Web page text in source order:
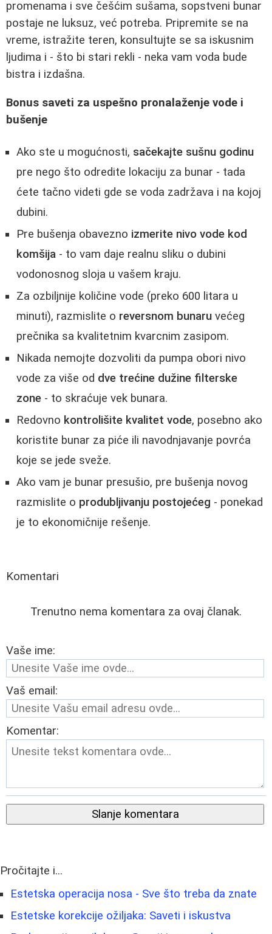
promenama i sve češćim sušama, sopstveni bunar
postaje ne luksuz, već potreba. Pripremite se na
vreme, istražite teren, konsultujte se sa iskusnim
ljudima i - što bi stari rekli - neka vam voda bude
bistra i izdašna.
Bonus saveti za uspešno pronalaženje vode i
bušenje
Ako ste u mogućnosti, sačekajte sušnu godinu
pre nego što odredite lokaciju za bunar - tada
ćete tačno videti gde se voda zadržava i na kojoj
dubini.
Pre bušenja obavezno izmerite nivo vode kod
komšija - to vam daje realnu sliku o dubini
vodonosnog sloja u vašem kraju.
Za ozbiljnije količine vode (preko 600 litara u
minuti), razmislite o reversnom bunaru većeg
prečnika sa kvalitetnim kvarcnim zasipom.
Nikada nemojte dozvoliti da pumpa obori nivo
vode za više od dve trećine dužine filterske
zone - to skraćuje vek bunara.
Redovno kontrolišite kvalitet vode, posebno ako
koristite bunar za piće ili navodnjavanje povrća
koje se jede sveže.
Ako vam je bunar presušio, pre bušenja novog
razmislite o produbljivanju postojećeg - ponekad
je to ekonomičnije rešenje.
Komentari
Trenutno nema komentara za ovaj članak.
Vaše ime:
Vaš email:
Komentar:
Slanje komentara
Pročitajte i...
Estetska operacija nosa - Sve što treba da znate
Estetske korekcije ožiljaka: Saveti i iskustva